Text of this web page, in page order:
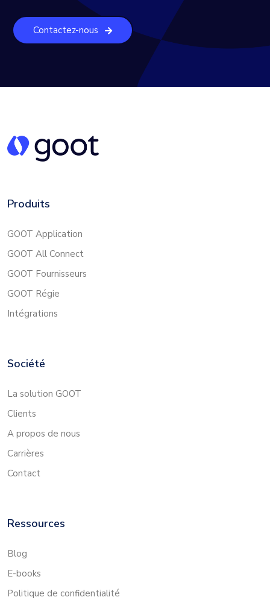
Contactez-nous
Produits
GOOT Application
GOOT All Connect
GOOT Fournisseurs
GOOT Régie
Intégrations
Société
La solution GOOT
Clients
A propos de nous
Carrières
Contact
Ressources
Blog
E-books
Politique de confidentialité